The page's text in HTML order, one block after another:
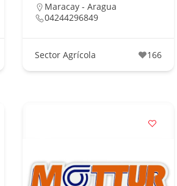
Maracay - Aragua
04244296849
Sector Agrícola 166